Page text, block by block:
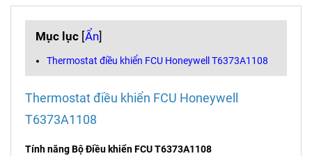
Mục lục [Ẩn]
Thermostat điều khiển FCU Honeywell T6373A1108
Thermostat điều khiển FCU Honeywell
T6373A1108
Tính năng Bộ Điều khiển FCU T6373A1108